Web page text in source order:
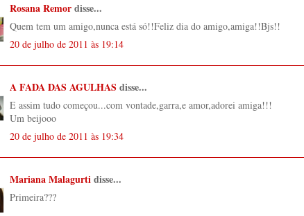
Rosana Remordisse...
Quem tem um amigo,nunca está só!!Feliz dia do amigo,amiga!!Bjs!!
20 de julho de 2011 às 19:14
A FADA DAS AGULHAS disse...
E assim tudo começou...com vontade,garra,e amor,adorei amiga!!!
Um beijooo
20 de julho de 2011 às 19:34
Mariana Malagurtidisse...
Primeira???